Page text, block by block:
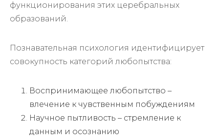
функционирования этих церебральных
образований.
Познавательная психология идентифицирует
совокупность категорий любопытства:
Воспринимающее любопытство –
влечение к чувственным побуждениям
Научное пытливость – стремление к
данным и осознанию